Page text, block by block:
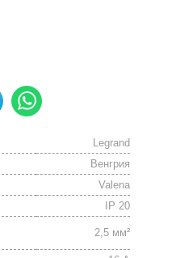
Legrand
Венгрия
Valena
IP 20
2,5 мм²